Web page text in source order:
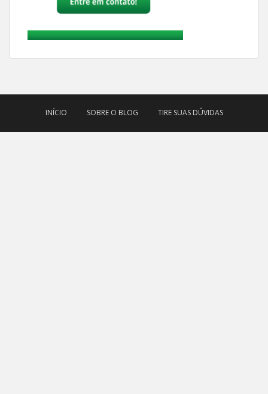
INÍCIO SOBRE O BLOG TIRE SUAS DÚVIDAS